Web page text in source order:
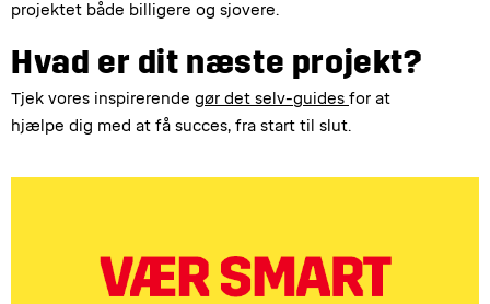
projektet både billigere og sjovere.
Hvad er dit næste projekt?
Tjek vores inspirerende gør det selv-guides for at
hjælpe dig med at få succes, fra start til slut.